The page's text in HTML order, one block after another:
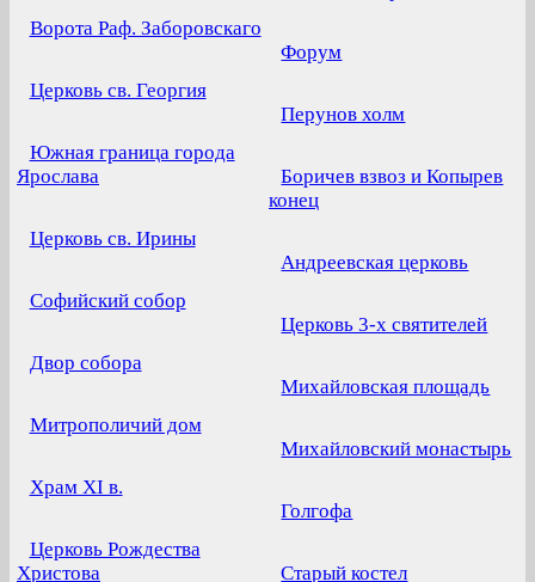
Ворота Раф. Заборовскаго
Церковь св. Георгия
Южная граница города
Ярослава
Церковь св. Ирины
Софийский собор
Двор собора
Митрополичий дом
Храм XI в.
Церковь Рождества
Христова
Форум
Перунов холм
Боричев взвоз и Копырев
конец
Андреевская церковь
Церковь 3-х святителей
Михайловская площадь
Михайловский монастырь
Голгофа
Старый костел